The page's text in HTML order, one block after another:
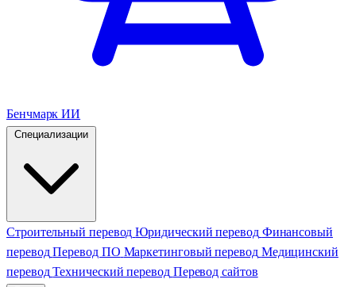
Бенчмарк ИИ
Строительный перевод Юридический перевод Финансовый
перевод Перевод ПО Маркетинговый перевод Медицинский
перевод Технический перевод Перевод сайтов